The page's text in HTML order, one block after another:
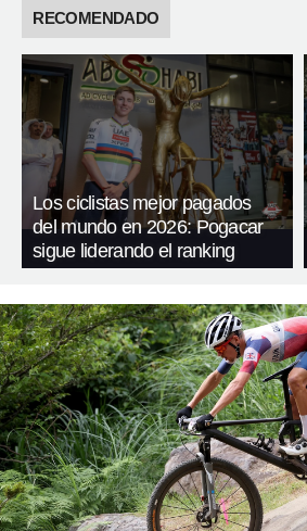
RECOMENDADO
Los ciclistas mejor pagados
del mundo en 2026: Pogacar
sigue liderando el ranking